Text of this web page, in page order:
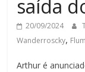
saída
20/09/2024
Wanderroscky,
Arthur é